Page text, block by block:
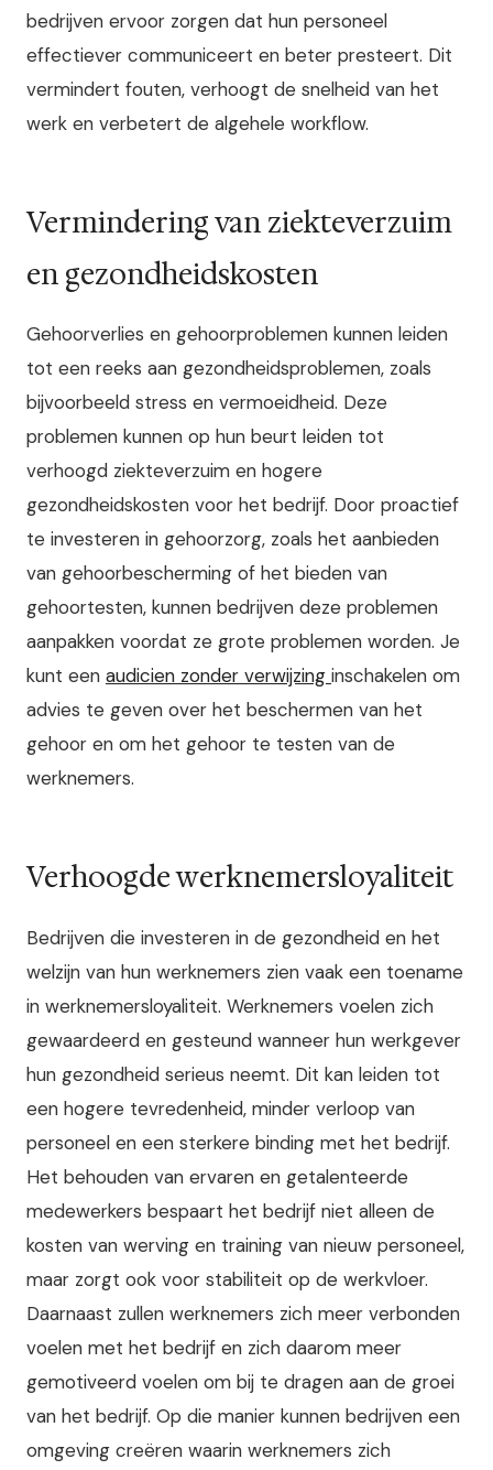
bedrijven ervoor zorgen dat hun personeel
effectiever communiceert en beter presteert. Dit
vermindert fouten, verhoogt de snelheid van het
werk en verbetert de algehele workflow.
Vermindering van ziekteverzuim
en gezondheidskosten
Gehoorverlies en gehoorproblemen kunnen leiden
tot een reeks aan gezondheidsproblemen, zoals
bijvoorbeeld stress en vermoeidheid. Deze
problemen kunnen op hun beurt leiden tot
verhoogd ziekteverzuim en hogere
gezondheidskosten voor het bedrijf. Door proactief
te investeren in gehoorzorg, zoals het aanbieden
van gehoorbescherming of het bieden van
gehoortesten, kunnen bedrijven deze problemen
aanpakken voordat ze grote problemen worden. Je
kunt een audicien zonder verwijzing inschakelen om
advies te geven over het beschermen van het
gehoor en om het gehoor te testen van de
werknemers.
Verhoogde werknemersloyaliteit
Bedrijven die investeren in de gezondheid en het
welzijn van hun werknemers zien vaak een toename
in werknemersloyaliteit. Werknemers voelen zich
gewaardeerd en gesteund wanneer hun werkgever
hun gezondheid serieus neemt. Dit kan leiden tot
een hogere tevredenheid, minder verloop van
personeel en een sterkere binding met het bedrijf.
Het behouden van ervaren en getalenteerde
medewerkers bespaart het bedrijf niet alleen de
kosten van werving en training van nieuw personeel,
maar zorgt ook voor stabiliteit op de werkvloer.
Daarnaast zullen werknemers zich meer verbonden
voelen met het bedrijf en zich daarom meer
gemotiveerd voelen om bij te dragen aan de groei
van het bedrijf. Op die manier kunnen bedrijven een
omgeving creëren waarin werknemers zich